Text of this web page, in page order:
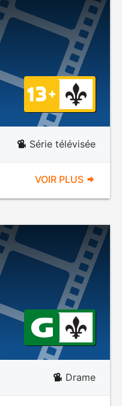
Série télévisée
VOIR PLUS
Drame